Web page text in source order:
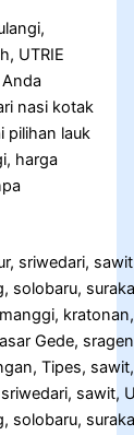
UTRIE
nasi kotak
pilihan lauk
harga
solobaru,